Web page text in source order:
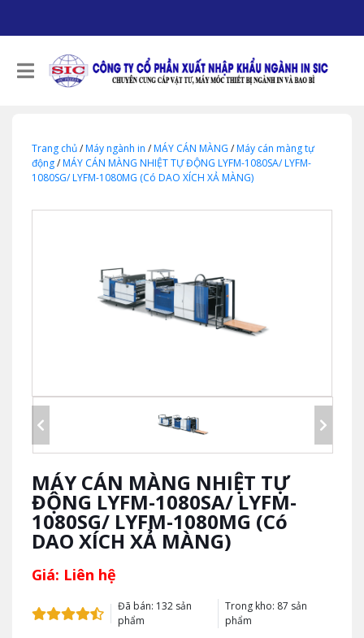
Trang chủ/Máy ngành in /MÁY CÁN MÀNG /Máy cán màng tự
động/MÁY CÁN MÀNG NHIỆT TỰ ĐỘNG LYFM-1080SA/ LYFM-
1080SG/ LYFM-1080MG (Có DAO XÍCH XẢ MÀNG)
MÁY CÁN MÀNG NHIỆT TỰ
ĐỘNG LYFM-1080SA/ LYFM-
1080SG/ LYFM-1080MG (Có
DAO XÍCH XẢ MÀNG)
Giá: Liên hệ
Đã bán: 132 sản
phẩm
Trong kho: 87 sản
phẩm